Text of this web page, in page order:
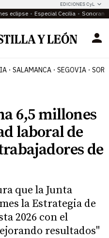
EDICIONES CyL
eclipse Especial Cecilia
SALAMANCA SEGOVIA
6,5 millones
laboral de
de
que la Junta
la Estrategia de
2026 con el
resultados"